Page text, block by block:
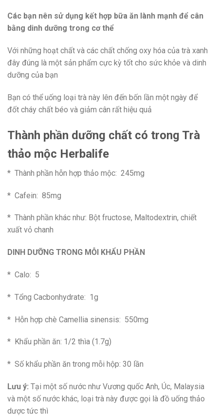
Các bạn nên sử dụng kết hợp bữa ăn lành mạnh để cân
bằng dinh dưỡng trong cơ thể
Với những hoạt chất và các chất chống oxy hóa của trà xanh
đây đúng là một sản phẩm cực kỳ tốt cho sức khỏe và dinh
dưỡng của bạn
Bạn có thể uống loại trà này lên đến bốn lần một ngày để
đốt cháy chất béo và giảm cân rất hiệu quả
Thành phần dưỡng chất có trong Trà
thảo mộc Herbalife
* Thành phần hỗn hợp thảo mộc: 245mg
* Cafein: 85mg
* Thành phần khác như: Bột fructose, Maltodextrin, chiết
xuất vỏ chanh
DINH DƯỠNG TRONG MỖI KHẨU PHẦN
* Calo: 5
* Tổng Cacbonhydrate: 1g
* Hỗn hợp chè Camellia sinensis: 550mg
* Khẩu phần ăn: 1/2 thìa (1.7g)
* Số khẩu phần ăn trong mỗi hộp: 30 lần
Lưu ý: Tại một số nước như Vương quốc Anh, Úc, Malaysia
và một số nước khác, loại trà này được gọi là đồ uống thảo
dược tức thì